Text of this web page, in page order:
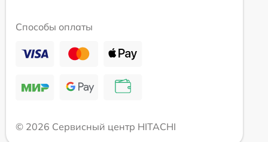
Способы оплаты
© 2026 Сервисный центр HITACHI